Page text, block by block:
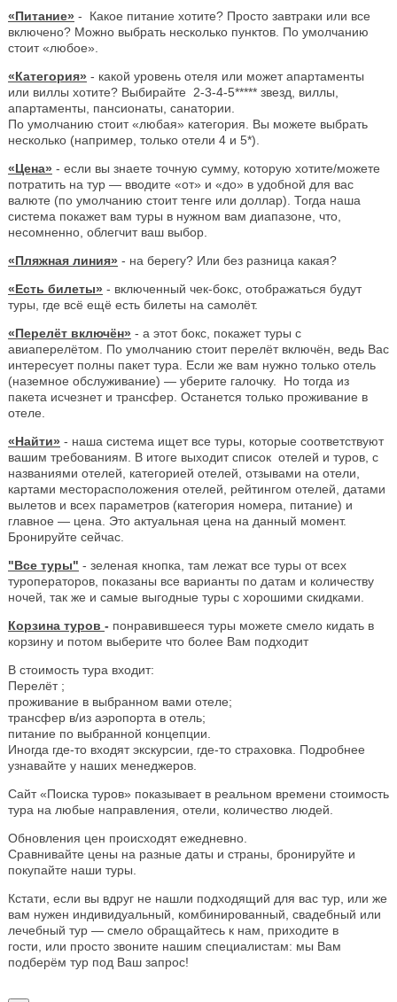
«Питание» - Какое питание хотите? Просто завтраки или все
включено? Можно выбрать несколько пунктов. По умолчанию
стоит «любое».
«Категория» - какой уровень отеля или может апартаменты
или виллы хотите? Выбирайте 2-3-4-5***** звезд, виллы,
апартаменты, пансионаты, санатории.
По умолчанию стоит «любая» категория. Вы можете выбрать
несколько (например, только отели 4 и 5*).
«Цена» - если вы знаете точную сумму, которую хотите/можете
потратить на тур — вводите «от» и «до» в удобной для вас
валюте (по умолчанию стоит тенге или доллар). Тогда наша
система покажет вам туры в нужном вам диапазоне, что,
несомненно, облегчит ваш выбор.
«Пляжная линия» - на берегу? Или без разница какая?
«Есть билеты» - включенный чек-бокс, отображаться будут
туры, где всё ещё есть билеты на самолёт.
«Перелёт включён» - а этот бокс, покажет туры с
авиаперелётом. По умолчанию стоит перелёт включён, ведь Вас
интересует полны пакет тура. Если же вам нужно только отель
(наземное обслуживание) — уберите галочку. Но тогда из
пакета исчезнет и трансфер. Останется только проживание в
отеле.
«Найти» - наша система ищет все туры, которые соответствуют
вашим требованиям. В итоге выходит список отелей и туров, с
названиями отелей, категорией отелей, отзывами на отели,
картами месторасположения отелей, рейтингом отелей, датами
вылетов и всех параметров (категория номера, питание) и
главное — цена. Это актуальная цена на данный момент.
Бронируйте сейчас.
"Все туры" - зеленая кнопка, там лежат все туры от всех
туроператоров, показаны все варианты по датам и количеству
ночей, так же и самые выгодные туры с хорошими скидками.
Корзина туров - понравившееся туры можете смело кидать в
корзину и потом выберите что более Вам подходит
В стоимость тура входит:
Перелёт ;
проживание в выбранном вами отеле;
трансфер в/из аэропорта в отель;
питание по выбранной концепции.
Иногда где-то входят экскурсии, где-то страховка. Подробнее
узнавайте у наших менеджеров.
Сайт «Поиска туров» показывает в реальном времени стоимость
тура на любые направления, отели, количество людей.
Обновления цен происходят ежедневно.
Сравнивайте цены на разные даты и страны, бронируйте и
покупайте наши туры.
Кстати, если вы вдруг не нашли подходящий для вас тур, или же
вам нужен индивидуальный, комбинированный, свадебный или
лечебный тур — смело обращайтесь к нам, приходите в
гости, или просто звоните нашим специалистам: мы Вам
подберём тур под Ваш запрос!